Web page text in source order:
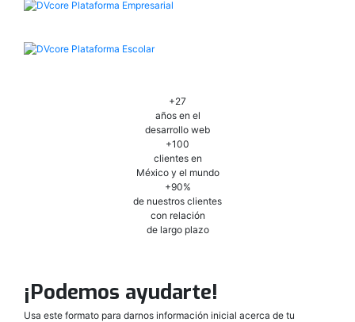
+27
años en el
desarrollo web
+100
clientes en
México y el mundo
+90%
de nuestros clientes
con relación
de largo plazo
¡Podemos ayudarte!
Usa este formato para darnos información inicial acerca de tu